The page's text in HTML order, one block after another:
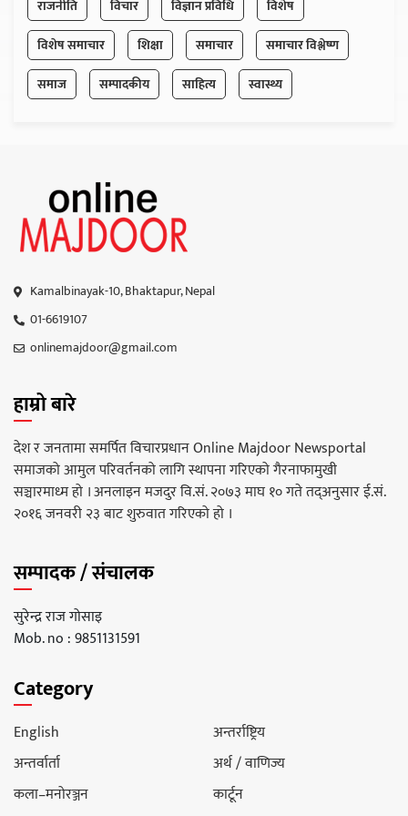
राजनीति विचार विज्ञान प्रविधि
विशेष
विशेष समाचार
शिक्षा समाचार
समाचार विश्लेष्ण
समाज
सम्पादकीय साहित्य स्वास्थ्य
Kamalbinayak-10, Bhaktapur, Nepal
01-6619107
onlinemajdoor@gmail.com
हाम्रो बारे
देश र जनतामा समर्पित विचारप्रधान Online Majdoor Newsportal
समाजको आमुल परिवर्तनको लागि स्थापना गरिएको गैरनाफामुखी
सञ्चारमाध्म हो । अनलाइन मजदुर वि.सं. २०७३ माघ १० गते तद्अनुसार ई.सं.
२०१६ जनवरी २३ बाट शुरुवात गरिएको हो ।
सम्पादक / संचालक
सुरेन्द्र राज गोसाइ
Mob. no : 9851131591
Category
English
अन्तर्राष्ट्रिय
अन्तर्वार्ता
अर्थ / वाणिज्य
कला–मनोरञ्जन
कार्टून